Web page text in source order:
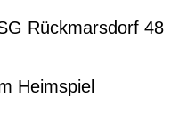
Rückmarsdorf 48
Heimspiel